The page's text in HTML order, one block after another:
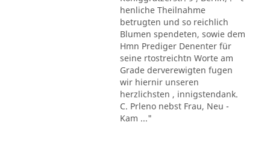
henliche Theilnahme
betrugten und so reichlich
Blumen spendeten, sowie dem
Hmn Prediger Denenter für
seine rtostreichtn Worte am
Grade derverewigten fugen
wir hiernir unseren
herzlichsten , innigstendank.
C. Prleno nebst Frau, Neu -
Kam ..."